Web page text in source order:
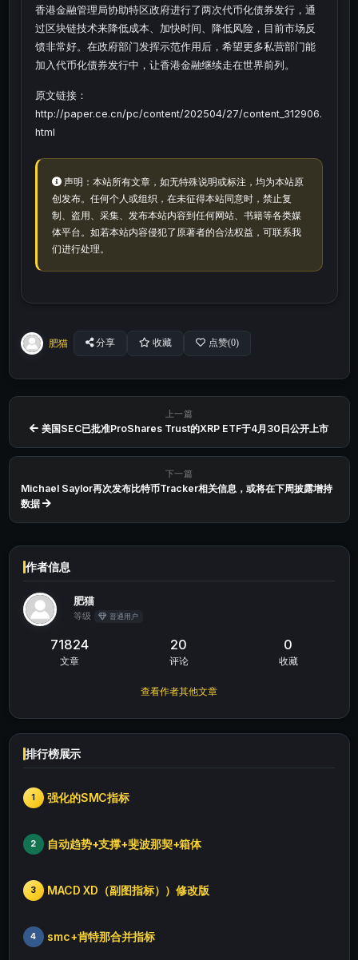
香港金融管理局协助特区政府进行了两次代币化债券发行，通
过区块链技术来降低成本、加快时间、降低风险，目前市场反
馈非常好。在政府部门发挥示范作用后，希望更多私营部门能
加入代币化债券发行中，让香港金融继续走在世界前列。
原文链接：
http://paper.ce.cn/pc/content/202504/27/content_312906.
html
声明：本站所有文章，如无特殊说明或标注，均为本站原
创发布。任何个人或组织，在未征得本站同意时，禁止复
制、盗用、采集、发布本站内容到任何网站、书籍等各类媒
体平台。如若本站内容侵犯了原著者的合法权益，可联系我
们进行处理。
肥猫 分享 收藏 点赞(0)
上一篇
美国SEC已批准ProShares Trust的XRP ETF于4月30日公开上市
下一篇
Michael Saylor再次发布比特币Tracker相关信息，或将在下周披露增持
数据
作者信息
肥猫
等级 普通用户
71824
文章
20
评论
0
收藏
查看作者其他文章
排行榜展示
1 强化的SMC指标
2 自动趋势+支撑+斐波那契+箱体
3 MACD XD（副图指标））修改版
4 smc+肯特那合并指标